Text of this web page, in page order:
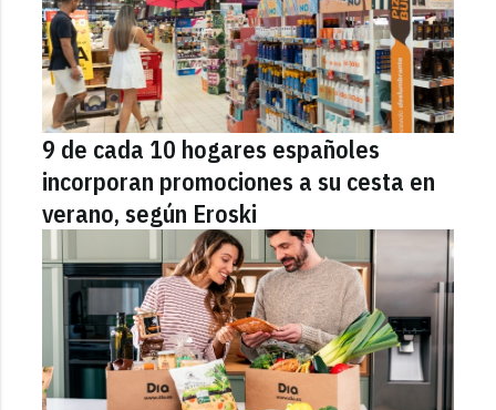
9 de cada 10 hogares españoles
incorporan promociones a su cesta en
verano, según Eroski